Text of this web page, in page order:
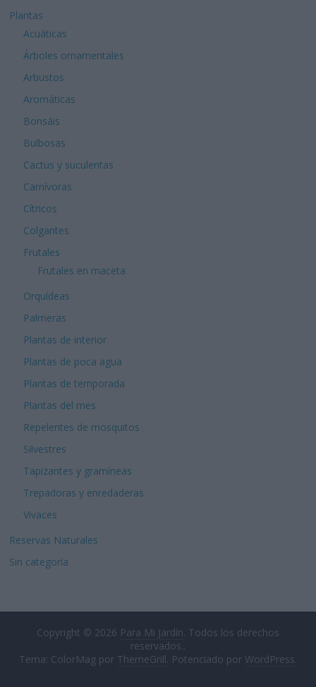
Plantas
Acuáticas
Árboles ornamentales
Arbustos
Aromáticas
Bonsáis
Bulbosas
Cactus y suculentas
Carnívoras
Cítricos
Colgantes
Frutales
Frutales en maceta
Orquídeas
Palmeras
Plantas de interior
Plantas de poca agua
Plantas de temporada
Plantas del mes
Repelentes de mosquitos
Silvestres
Tapizantes y gramíneas
Trepadoras y enredaderas
Vivaces
Reservas Naturales
Sin categoría
Copyright © 2026 Para Mi Jardín. Todos los derechos
reservados..
Tema: ColorMag por ThemeGrill. Potenciado por WordPress.